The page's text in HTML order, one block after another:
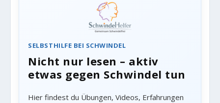
SELBSTHILFE BEI SCHWINDEL
Nicht nur lesen – aktiv
etwas gegen Schwindel tun
Hier findest du Übungen, Videos, Erfahrungen